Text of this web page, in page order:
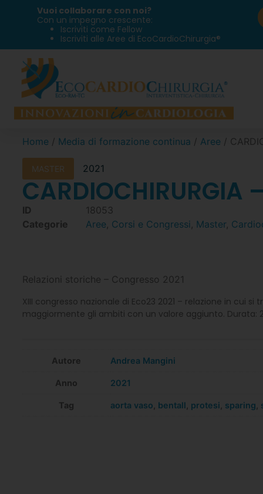
Vuoi collaborare con noi?
Con un impegno crescente:
Iscriviti come Fellow
Iscriviti alle Aree di EcoCardioChirurgia®
Home / Media di formazione continua / Aree /
MASTER 2021
ID
18053
Categorie
Aree, Corsi e Congressi, Master,
Relazioni storiche – Congresso 2021
XIII congresso nazionale di Eco23 2021 – relazione in cui
maggiormente gli ambiti con un valore aggiunto. Durata:
Autore Andrea Mangini
Anno 2021
Tag aorta vaso bentall protesi sparing